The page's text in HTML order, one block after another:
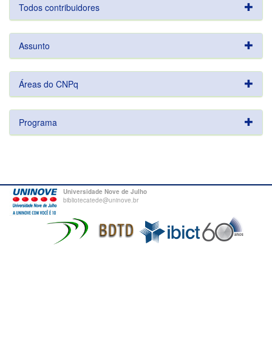
Todos contribuidores
Assunto
Áreas do CNPq
Programa
Universidade Nove de Julho
bibliotecatede@uninove.br